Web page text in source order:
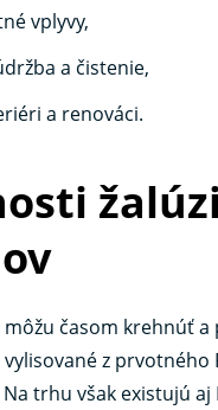
vplyvy,
a čistenie,
a renováci.
časom krehnúť
vylisované z prvotného
Na trhu však existujú